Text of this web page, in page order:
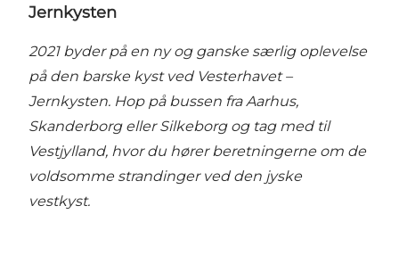
Jernkysten
2021 byder på en ny og ganske særlig oplevelse
på den barske kyst ved Vesterhavet –
Jernkysten. Hop på bussen fra Aarhus,
Skanderborg eller Silkeborg og tag med til
Vestjylland, hvor du hører beretningerne om de
voldsomme strandinger ved den jyske
vestkyst.